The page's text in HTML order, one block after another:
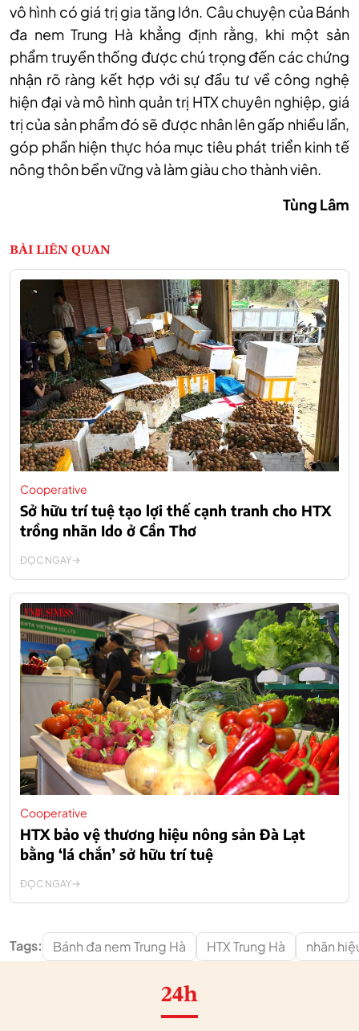
vô hình có giá trị gia tăng lớn. Câu chuyện của Bánh
đa nem Trung Hà khẳng định rằng, khi một sản
phẩm truyền thống được chú trọng đến các chứng
nhận rõ ràng kết hợp với sự đầu tư về công nghệ
hiện đại và mô hình quản trị HTX chuyên nghiệp, giá
trị của sản phẩm đó sẽ được nhân lên gấp nhiều lần,
góp phần hiện thực hóa mục tiêu phát triển kinh tế
nông thôn bền vững và làm giàu cho thành viên.
Tùng Lâm
BÀI LIÊN QUAN
Cooperative
Sở hữu trí tuệ tạo lợi thế cạnh tranh cho HTX
trồng nhãn Ido ở Cần Thơ
ĐỌC NGAY
Cooperative
HTX bảo vệ thương hiệu nông sản Đà Lạt
bằng ‘lá chắn’ sở hữu trí tuệ
ĐỌC NGAY
Tags: Bánh đa nem Trung Hà HTX Trung Hà nhãn
24h